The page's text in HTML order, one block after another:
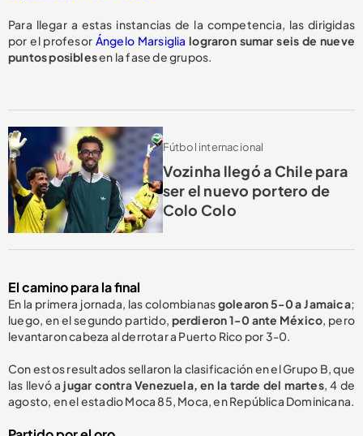
Para llegar a estas instancias de la competencia, las dirigidas
por el profesor Ángelo Marsiglia lograron sumar seis de nueve
puntos posiblesen la fase de grupos.
Fútbol internacional
Vozinha llegó a Chile para
ser el nuevo portero de
Colo Colo
El camino para la final
En la primera jornada, las colombianasgolearon 5-0 a Jamaica;
luego, en el segundo partido, perdieron 1-0 ante México, pero
levantaron cabeza al derrotar a Puerto Rico por 3-0.
Con estos resultados sellaron la clasificación en el Grupo B, que
las llevó ajugar contra Venezuela, en la tarde del martes, 4 de
agosto, en el estadio Moca 85, Moca, en República Dominicana.